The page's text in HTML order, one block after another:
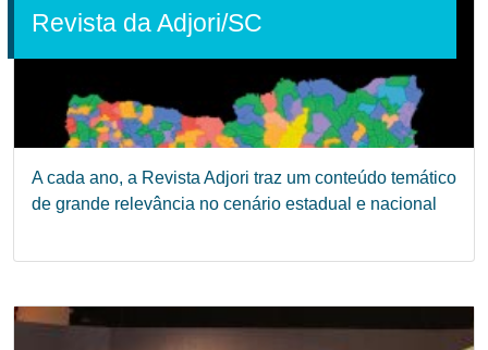
Revista da Adjori/SC
A cada ano, a Revista Adjori traz um conteúdo temático
de grande relevância no cenário estadual e nacional